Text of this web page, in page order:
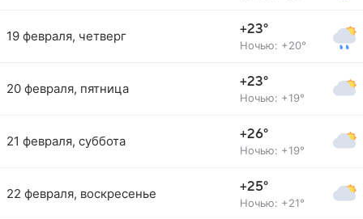
19 февраля, четверг +23°
Ночью: +20°
20 февраля, пятница +23°
Ночью: +19°
21 февраля, суббота +26°
Ночью: +19°
22 февраля, воскресенье +25°
Ночью: +21°